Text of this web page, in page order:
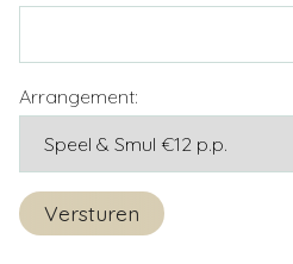
Arrangement:
Versturen